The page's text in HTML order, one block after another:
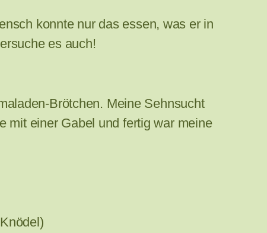
konnte nur das essen, was er in
es auch!
Brötchen. Meine Sehnsucht
mit einer Gabel und fertig war meine